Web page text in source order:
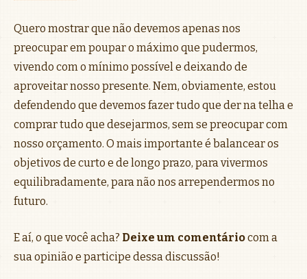
Quero mostrar que não devemos apenas nos
preocupar em poupar o máximo que pudermos,
vivendo com o mínimo possível e deixando de
aproveitar nosso presente. Nem, obviamente, estou
defendendo que devemos fazer tudo que der na telha e
comprar tudo que desejarmos, sem se preocupar com
nosso orçamento. O mais importante é balancear os
objetivos de curto e de longo prazo, para vivermos
equilibradamente, para não nos arrependermos no
futuro.
E aí, o que você acha? Deixe um comentáriocom a
sua opinião e participe dessa discussão!